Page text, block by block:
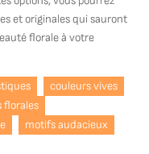
et originales qui sauront
florale à votre
couleurs vives
florales
motifs audacieux